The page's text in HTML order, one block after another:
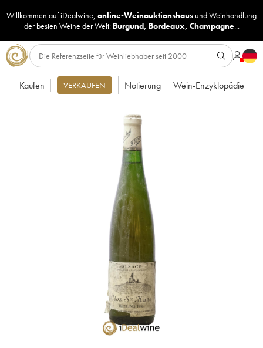
Willkommen auf iDealwine, online-Weinauktionshaus undWeinhandlung
der besten Weine der Welt: Burgund, Bordeaux, Champagne...
Kaufen VERKAUFEN Notierung Wein-Enzyklopädie